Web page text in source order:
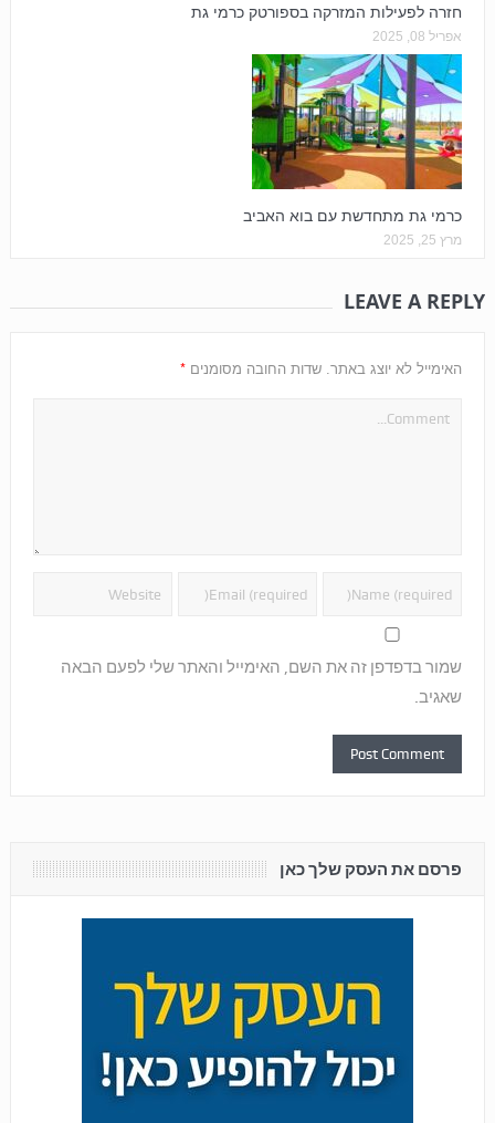
חזרה לפעילות המזרקה בספורטק כרמי גת
אפריל 08, 2025
כרמי גת מתחדשת עם בוא האביב
מרץ 25, 2025
LEAVE A REPLY
האימייל לא יוצג באתר. שדות החובה מסומנים *
שמור בדפדפן זה את השם, האימייל והאתר שלי לפעם הבאה
שאגיב.
פרסם את העסק שלך כאן